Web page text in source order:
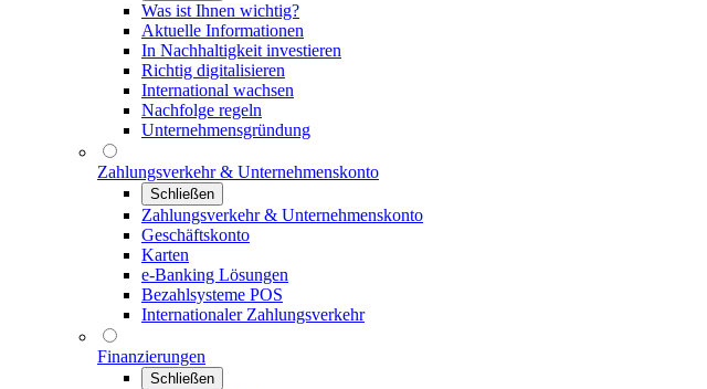
Was ist Ihnen wichtig?
Aktuelle Informationen
In Nachhaltigkeit investieren
Richtig digitalisieren
International wachsen
Nachfolge regeln
Unternehmensgründung
Zahlungsverkehr & Unternehmenskonto
Schließen
Zahlungsverkehr & Unternehmenskonto
Geschäftskonto
Karten
e-Banking Lösungen
Bezahlsysteme POS
Internationaler Zahlungsverkehr
Finanzierungen
Schließen